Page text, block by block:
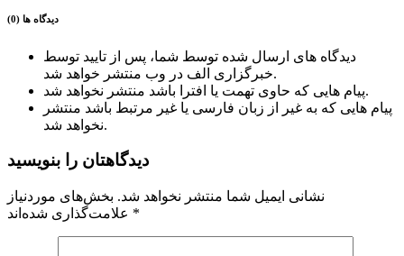
دیدگاه ها (0)
دیدگاه های ارسال شده توسط شما، پس از تایید توسط
خبرگزاری الف در وب منتشر خواهد شد.
پیام هایی که حاوی تهمت یا افترا باشد منتشر نخواهد شد.
پیام هایی که به غیر از زبان فارسی یا غیر مرتبط باشد منتشر
نخواهد شد.
دیدگاهتان را بنویسید
نشانی ایمیل شما منتشر نخواهد شد. بخش‌های موردنیاز
*